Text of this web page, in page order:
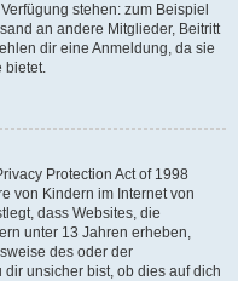
stehen: zum Beispiel
an andere Mitglieder, Beitritt
dir eine Anmeldung, da sie
bietet.
Protection Act of 1998
von Kindern im Internet von
dass Websites, die
unter 13 Jahren erheben,
des oder der
unsicher bist, ob dies auf dich